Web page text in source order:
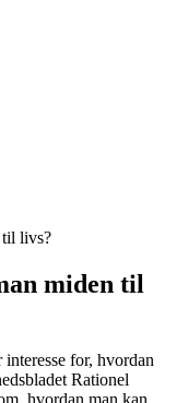
til livs?
miden til
for, hvordan
Rationel